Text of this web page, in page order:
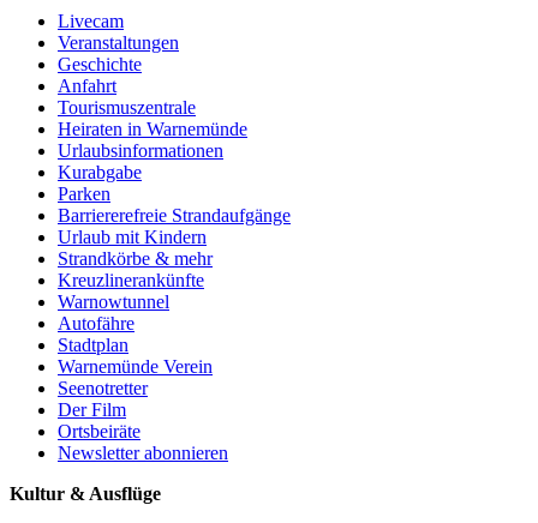
Livecam
Veranstaltungen
Geschichte
Anfahrt
Tourismuszentrale
Heiraten in Warnemünde
Urlaubsinformationen
Kurabgabe
Parken
Barriererefreie Strandaufgänge
Urlaub mit Kindern
Strandkörbe & mehr
Kreuzlinerankünfte
Warnowtunnel
Autofähre
Stadtplan
Warnemünde Verein
Seenotretter
Der Film
Ortsbeiräte
Newsletter abonnieren
Kultur & Ausflüge